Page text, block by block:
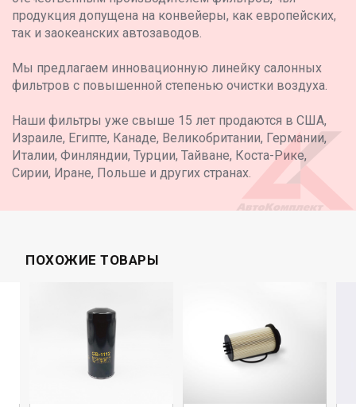
продукция допущена на конвейеры, как европейских,
так и заокеанских автозаводов.
Мы предлагаем инновационную линейку салонных
фильтров с повышенной степенью очистки воздуха.
Наши фильтры уже свыше 15 лет продаются в США,
Израиле, Египте, Канаде, Великобритании, Германии,
Италии, Финляндии, Турции, Тайване, Коста-Рике,
Сирии, Иране, Польше и других странах.
ПОХОЖИЕ ТОВАРЫ